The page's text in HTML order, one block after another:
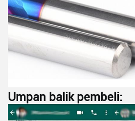
Umpan balik pembeli: